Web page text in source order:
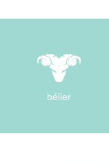
bélier